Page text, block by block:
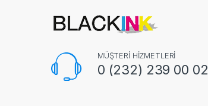
MÜŞTERİ HİZMETLERİ
0 (232) 239 00 02